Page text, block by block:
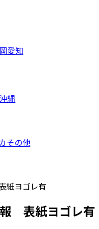
愛知
沖縄
その他
紙ヨゴレ有
表紙ヨゴレ有